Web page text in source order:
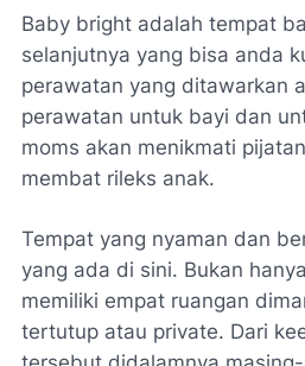
Baby bright adalah tempat
selanjutnya yang bisa anda
perawatan yang ditawarkan
perawatan untuk bayi dan
moms akan menikmati
membat rileks anak.
Tempat yang nyaman dan
yang ada di sini. Bukan
memiliki empat ruangan
tertutup atau private. Dari